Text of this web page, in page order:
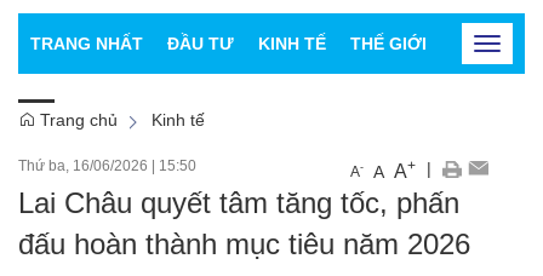
TRANG NHẤT ĐẦU TƯ KINH TẾ THẾ GIỚI CHỨNG
Toggle
Trang chủ Kinh tế
Thứ ba, 16/06/2026 | 15:50 A- A A+ |
Lai Châu quyết tâm tăng tốc, phấn
đấu hoàn thành mục tiêu năm 2026